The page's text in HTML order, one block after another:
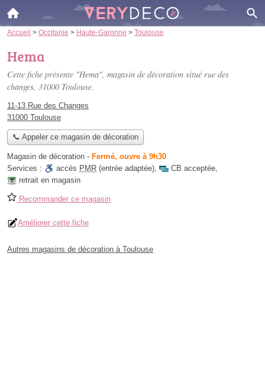
Accueil > Occitanie > Haute-Garonne > Toulouse
Hema
Cette fiche présente "Hema", magasin de décoration situé rue des
changes, 31000 Toulouse.
11-13 Rue des Changes
31000 Toulouse
📞 Appeler ce magasin de décoration
Magasin de décoration - Fermé, ouvre à 9h30
Services :
accès PMR (entrée adaptée), CB acceptée,
retrait en magasin
Recommander ce magasin
Améliorer cette fiche
Autres magasins de décoration à Toulouse